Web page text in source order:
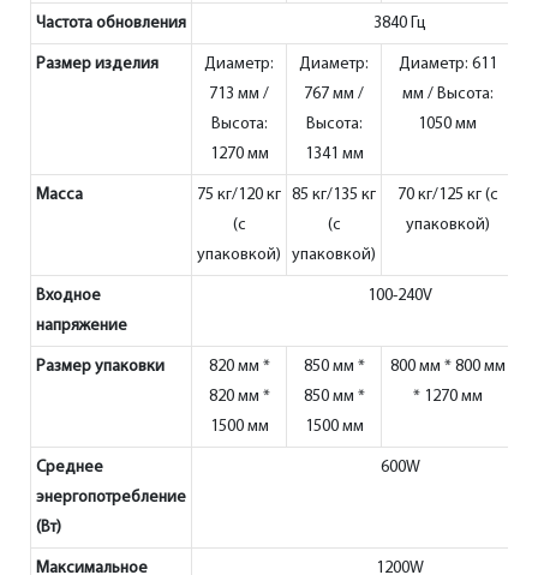
Частота обновления 3840 Гц
Размер изделия
Диаметр:
713 мм /
Высота:
1270 мм
Диаметр:
767 мм /
Высота:
1341 мм
Диаметр: 611
мм / Высота:
1050 мм
Масса
75 кг/120 кг
(с
упаковкой)
85 кг/135 кг
(с
упаковкой)
70 кг/125 кг (с
упаковкой)
Входное
напряжение
100-240V
Размер упаковки
820 мм *
820 мм *
1500 мм
850 мм *
850 мм *
1500 мм
800 мм * 800 мм
* 1270 мм
Среднее
энергопотребление
(Вт)
600W
Максимальное
1200W